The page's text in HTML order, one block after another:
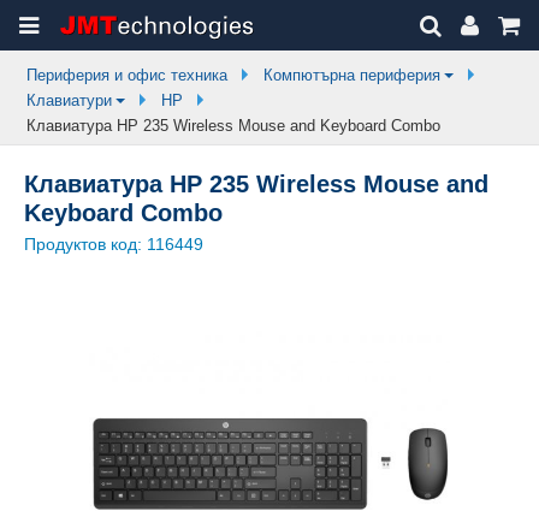
Периферия и офис техника
Компютърна периферия
Клавиатури
HP
Клавиатура HP 235 Wireless Mouse and Keyboard Combo
Клавиатура HP 235 Wireless Mouse and
Keyboard Combo
Продуктов код: 116449